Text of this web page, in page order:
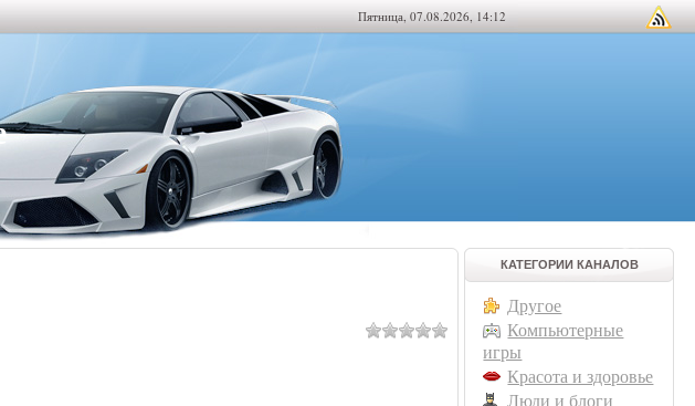
Пятница, 07.08.2026, 14:12
КАТЕГОРИИ КАНАЛОВ
Другое
Компьютерные
игры
Красота и здоровье
Люди и блоги